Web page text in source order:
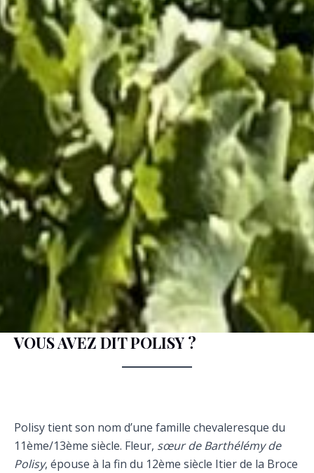
VOUS AVEZ DIT POLISY ?
Polisy tient son nom d’une famille chevaleresque du
11ème/13ème siècle. Fleur, sœur de Barthélémy de
Polisy, épouse à la fin du 12ème siècle Itier de la Broce